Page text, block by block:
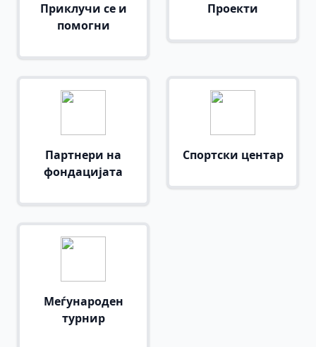
Приклучи се и
помогни
Проекти
Партнери на
фондацијата
Спортски центар
Меѓународен
турнир